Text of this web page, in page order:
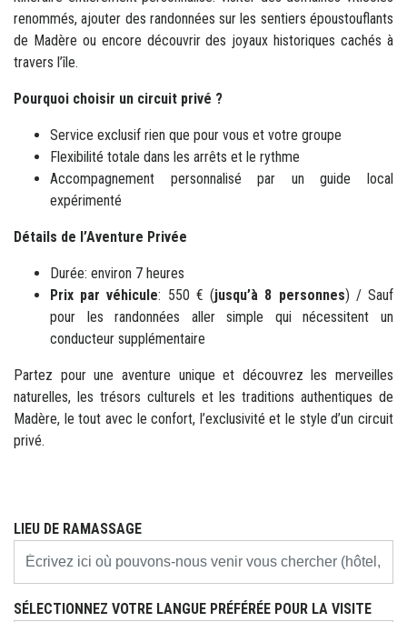
renommés, ajouter des randonnées sur les sentiers époustouflants
de Madère ou encore découvrir des joyaux historiques cachés à
travers l’île.
Pourquoi choisir un circuit privé ?
Service exclusif rien que pour vous et votre groupe
Flexibilité totale dans les arrêts et le rythme
Accompagnement personnalisé par un guide local
expérimenté
Détails de l’Aventure Privée
Durée: environ 7 heures
Prix par véhicule: 550 € (jusqu’à 8 personnes) / Sauf
pour les randonnées aller simple qui nécessitent un
conducteur supplémentaire
Partez pour une aventure unique et découvrez les merveilles
naturelles, les trésors culturels et les traditions authentiques de
Madère, le tout avec le confort, l’exclusivité et le style d’un circuit
privé.
LIEU DE RAMASSAGE
SÉLECTIONNEZ VOTRE LANGUE PRÉFÉRÉE POUR LA VISITE